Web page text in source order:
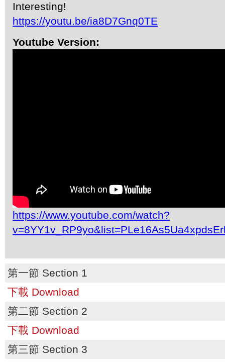
Interesting!
https://youtu.be/ia8D7Gnq0TE
Youtube Version:
https://www.youtube.com/watch?
第一節 Section 1
下載 Download
第二節 Section 2
下載 Download
第三節 Section 3